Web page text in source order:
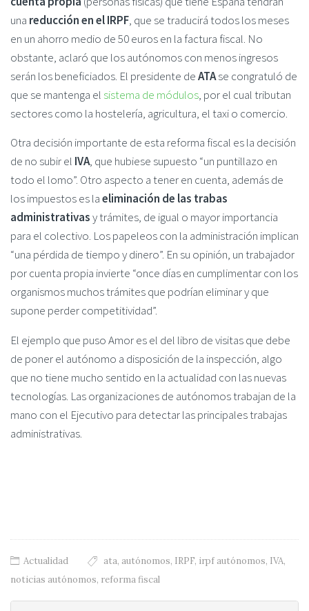
una reducción en el IRPF, que se traducirá todos los meses
en un ahorro medio de 50 euros en la factura fiscal. No
obstante, aclaró que los autónomos con menos ingresos
serán los beneficiados. El presidente deATAse congratuló de
que se mantenga el sistema de módulos, por el cual tributan
sectores como la hostelería, agricultura, el taxi o comercio.
Otra decisión importante de esta reforma fiscal es la decisión
de no subir el IVA, que hubiese supuesto “un puntillazo en
todo el lomo”. Otro aspecto a tener en cuenta, además de
los impuestos es laeliminación de las trabas
administrativasy trámites, de igual o mayor importancia
para el colectivo. Los papeleos con la administración implican
“una pérdida de tiempo y dinero”. En su opinión, un trabajador
por cuenta propia invierte “once días en cumplimentar con los
organismos muchos trámites que podrían eliminar y que
supone perder competitividad”.
El ejemplo que puso Amor es el del libro de visitas que debe
de poner el autónomo a disposición de la inspección, algo
que no tiene mucho sentido en la actualidad con las nuevas
tecnologías. Las organizaciones de autónomos trabajan de la
mano con el Ejecutivo para detectar las principales trabajas
administrativas.
Actualidad ata, autónomos, IRPF, irpf autónomos, IVA,
noticias autónomos, reforma fiscal